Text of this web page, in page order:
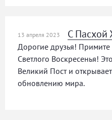
13 апреля 2023 С Пасхой
Дорогие друзья!
Светлого Воскресенья!
Великий Пост и
обновлению мира.